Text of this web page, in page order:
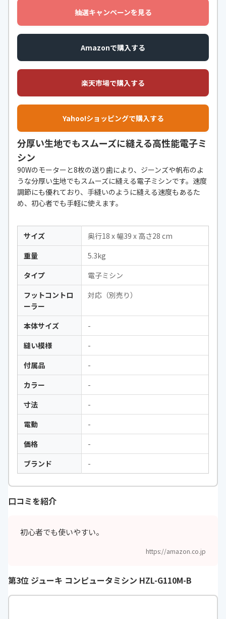
抽選キャンペーンを見る
Amazonで購入する
楽天市場で購入する
Yahoo!ショッピングで購入する
分厚い生地でもスムーズに縫える高性能電子ミ
シン
90Wのモーターと8枚の送り歯により、ジーンズや帆布のよ
うな分厚い生地でもスムーズに縫える電子ミシンです。速度
調節にも優れており、手縫いのように縫える速度もあるた
め、初心者でも手軽に使えます。
サイズ
奥行18 x 幅39 x 高さ28 cm
重量
5.3kg
タイプ
電子ミシン
フットコントロ
ーラー
対応（別売り）
本体サイズ
-
縫い模様
-
付属品
-
カラー
-
寸法
-
電動
-
価格
-
ブランド
-
口コミを紹介
初心者でも使いやすい。
https://amazon.co.jp
第3位 ジューキ コンピュータミシン HZL-G110M-B